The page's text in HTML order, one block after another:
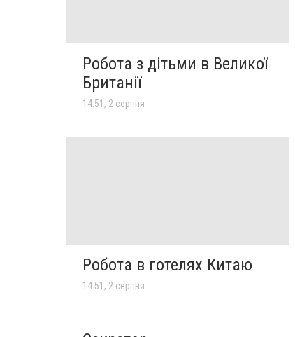
Робота з дітьми в Великої
Британії
14:51, 2 серпня
Робота в готелях Китаю
14:51, 2 серпня